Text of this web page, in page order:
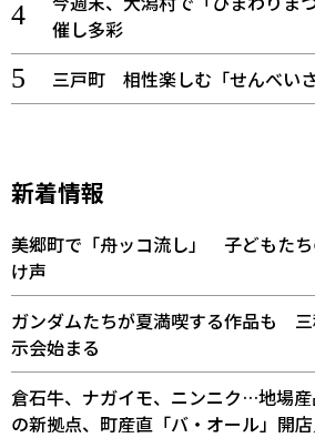
催し多彩
三戸町 相性楽しむ「せんべいさ
新着情報
美郷町で「舟ッコ流し」 子どもた
け声
ガンダムたちが夏満喫する作品も
示会始まる
倉石牛、ナガイモ、ニンニク…地場
の新拠点、町産直「バ・オール」開